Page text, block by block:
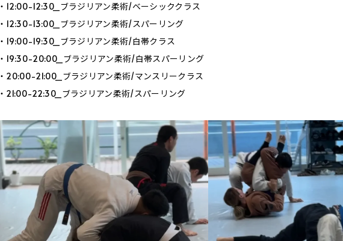
・12:00-12:30_ブラジリアン柔術/ベーシッククラス
・12:30-13:00_ブラジリアン柔術/スパーリング
・19:00-19:30_ブラジリアン柔術/白帯クラス
・19:30-20:00_ブラジリアン柔術/白帯スパーリング
・20:00-21:00_ブラジリアン柔術/マンスリークラス
・21:00-22:30_ブラジリアン柔術/スパーリング